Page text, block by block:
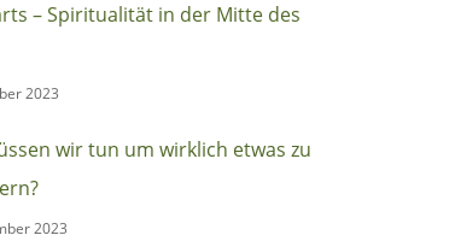
– Spiritualität in der Mitte des
2023
wir tun um wirklich etwas zu
2023